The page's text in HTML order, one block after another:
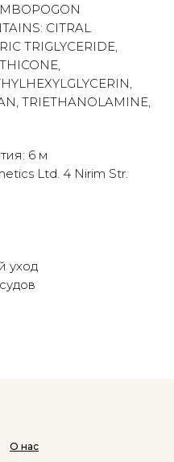
CITRAL
TRIGLYCERIDE,
TRIETHANOLAMINE,
6 м
Ltd. 4 Nirim Str.
уход
О нас